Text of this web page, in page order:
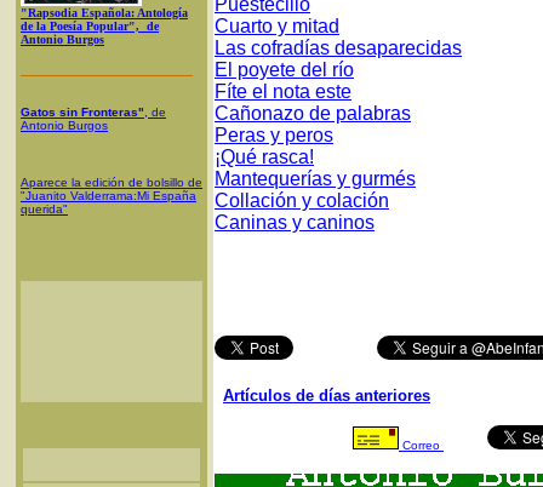
"Rapsodia Española: Antología
de la Poesía Popular", de
Antonio Burgos
Gatos sin Fronteras" , de
Antonio Burgos
Aparece la edición de bolsillo de
"Juanito Valderrama:Mi España
querida"
Puestecillo
Cuarto y mitad
Las cofradías desaparecidas
El poyete del río
Fíte el nota este
Cañonazo de palabras
Peras y peros
¡Qué rasca!
Mantequerías y gurmés
Collación y colación
Caninas y caninos
Artículos de días anteriores
Correo